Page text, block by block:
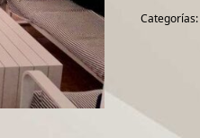
Categorías: